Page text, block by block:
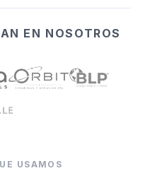
EN NOSOTROS
USAMOS